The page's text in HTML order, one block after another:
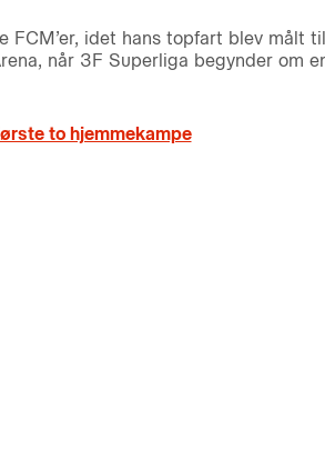
FCM’er, idet hans topfart blev målt
når 3F Superliga begynder om
to hjemmekampe